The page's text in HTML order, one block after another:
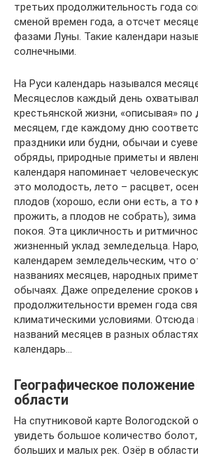
третьих продолжительность года
сменой времен года, а отсчет
фазами Луны. Такие календари
солнечными.
На Руси календарь назывался
Месяцеслов каждый день
крестьянской жизни, «описывая»
месяцем, где каждому дню
праздники или будни, обычаи и
обряды, природные приметы и
календаря напоминает
это молодость, лето – расцвет,
плодов (хорошо, если они есть, а
прожить, а плодов не собрать),
покоя. Эта цикличность и
жизненный уклад земледельца.
календарем земледельческим, что
названиях месяцев, народных
обычаях. Даже определение сроков
продолжительности времен года
климатическими условиями. Отсюда
названий месяцев в разных
календарь…
Географическое
области
На спутниковой карте Вологодской
увидеть большое количество
больших и малых рек. Озёр в